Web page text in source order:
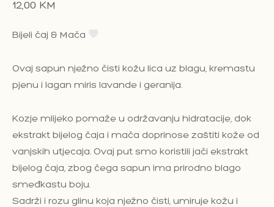
12,00 KM
Bijeli čaj & Mača
Ovaj sapun nježno čisti kožu lica uz blagu, kremastu
pjenu i lagan miris lavande i geranija.
Kozje mlijeko pomaže u održavanju hidratacije, dok
ekstrakt bijelog čaja i mača doprinose zaštiti kože od
vanjskih utjecaja. Ovaj put smo koristili jači ekstrakt
bijelog čaja, zbog čega sapun ima prirodno blago
smeđkastu boju.
Sadrži i rozu glinu koja nježno čisti, umiruje kožu i